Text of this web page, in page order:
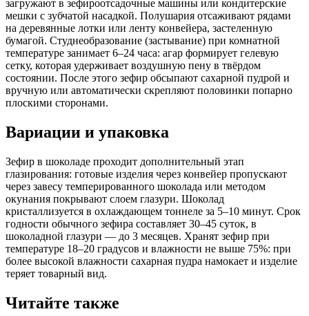
загружают в зефироотсадочные машины или кондитерские
мешки с зубчатой насадкой. Полушария отсаживают рядами
на деревянные лотки или ленту конвейера, застеленную
бумагой. Студнеобразование (застывание) при комнатной
температуре занимает 6–24 часа: агар формирует гелевую
сетку, которая удерживает воздушную пену в твёрдом
состоянии. После этого зефир обсыпают сахарной пудрой и
вручную или автоматически скрепляют половинки попарно
плоскими сторонами.
Вариации и упаковка
Зефир в шоколаде проходит дополнительный этап
глазирования: готовые изделия через конвейер пропускают
через завесу темперированного шоколада или методом
окунания покрывают слоем глазури. Шоколад
кристаллизуется в охлаждающем тоннеле за 5–10 минут. Срок
годности обычного зефира составляет 30–45 суток, в
шоколадной глазури — до 3 месяцев. Хранят зефир при
температуре 18–20 градусов и влажности не выше 75%: при
более высокой влажности сахарная пудра намокает и изделие
теряет товарный вид.
Читайте также